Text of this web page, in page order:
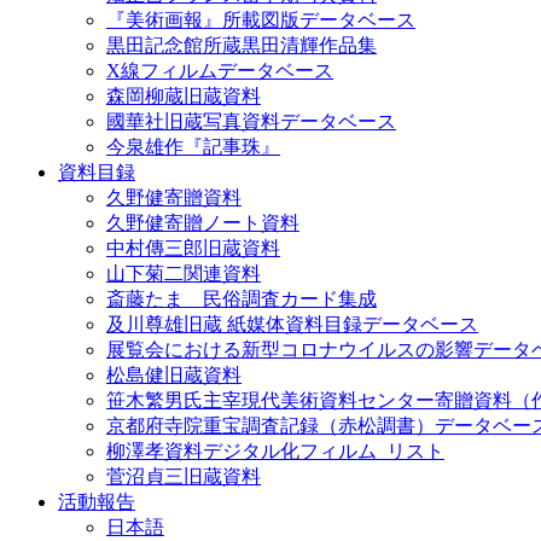
『美術画報』所載図版データベース
黒田記念館所蔵黒田清輝作品集
X線フィルムデータベース
森岡柳蔵旧蔵資料
國華社旧蔵写真資料データベース
今泉雄作『記事珠』
資料目録
久野健寄贈資料
久野健寄贈ノート資料
中村傳三郎旧蔵資料
山下菊二関連資料
斎藤たま 民俗調査カード集成
及川尊雄旧蔵 紙媒体資料目録データベース
展覧会における新型コロナウイルスの影響データ
松島健旧蔵資料
笹木繁男氏主宰現代美術資料センター寄贈資料（
京都府寺院重宝調査記録（赤松調書）データベー
柳澤孝資料デジタル化フィルム_リスト
菅沼貞三旧蔵資料
活動報告
日本語